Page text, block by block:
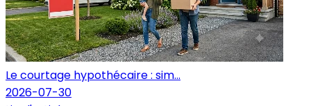
Le courtage hypothécaire : sim...
2026-07-30